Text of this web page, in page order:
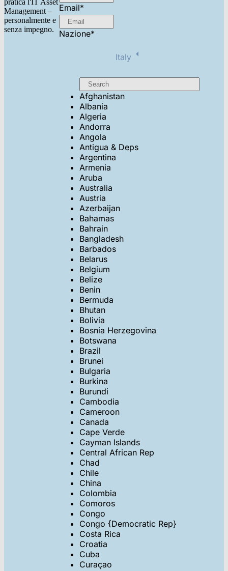
pratica l'IT Asset
Management –
personalmente e
senza impegno.
Email*
Nazione*
Italy
Afghanistan
Albania
Algeria
Andorra
Angola
Antigua & Deps
Argentina
Armenia
Aruba
Australia
Austria
Azerbaijan
Bahamas
Bahrain
Bangladesh
Barbados
Belarus
Belgium
Belize
Benin
Bermuda
Bhutan
Bolivia
Bosnia Herzegovina
Botswana
Brazil
Brunei
Bulgaria
Burkina
Burundi
Cambodia
Cameroon
Canada
Cape Verde
Cayman Islands
Central African Rep
Chad
Chile
China
Colombia
Comoros
Congo
Congo {Democratic Rep}
Costa Rica
Croatia
Cuba
Curaçao